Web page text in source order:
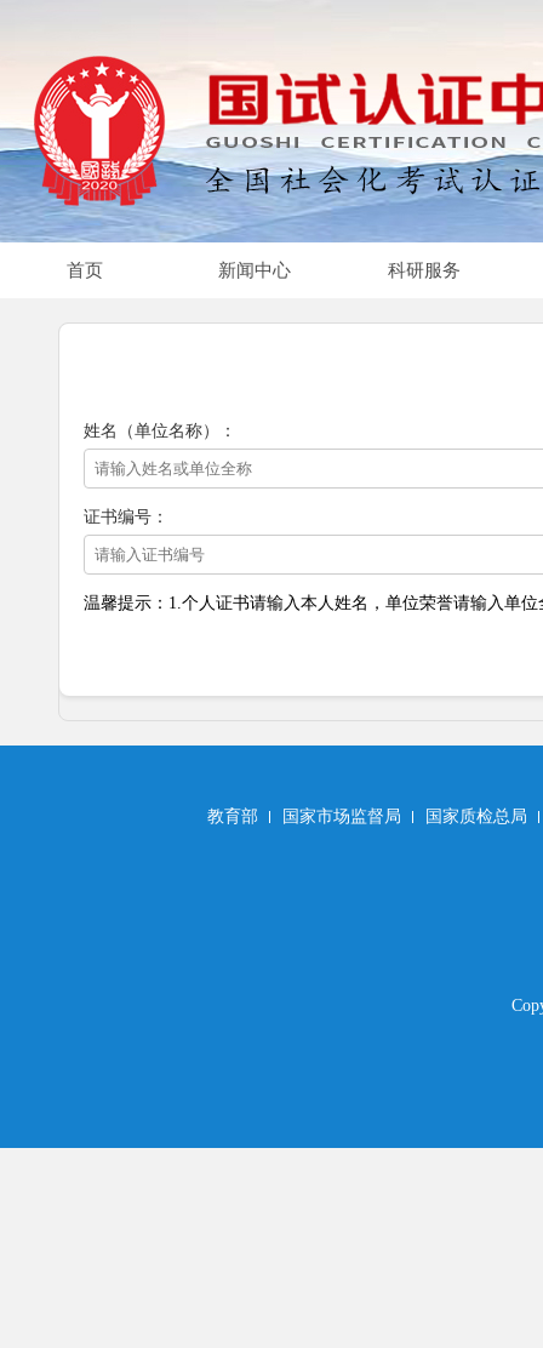
首页 新闻中心 科研服务
姓名（单位名称）：
证书编号：
温馨提示：1.个人证书请输入本人姓名，单位荣誉请输入单
教育部 国家市场监督局 国家质检总局